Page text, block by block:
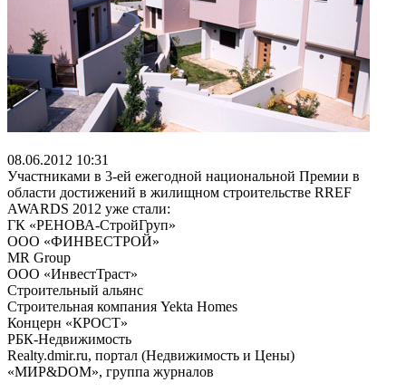
08.06.2012 10:31
Участниками в 3-ей ежегодной национальной Премии в
области достижений в жилищном строительстве RREF
AWARDS 2012 уже стали:
ГК «РЕНОВА-СтройГруп»
ООО «ФИНВЕСТРОЙ»
MR Group
ООО «ИнвестТраст»
Строительный альянс
Строительная компания Yekta Homes
Концерн «КРОСТ»
РБК-Недвижимость
Realty.dmir.ru, портал (Недвижимость и Цены)
«МИР&DОМ», группа журналов